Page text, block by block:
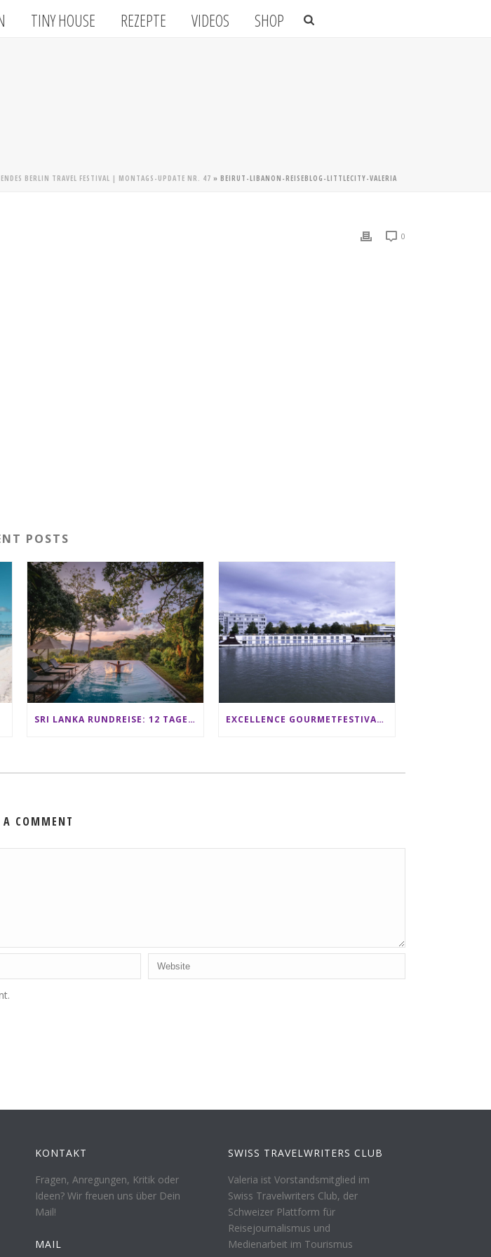
TINY HOUSE REZEPTE VIDEOS SHOP
BERLIN TRAVEL FESTIVAL | MONTAGS-UPDATE NR. 47 » BEIRUT-LIBANON-REISEBLOG-LITTLECITY-VALERIA
0
POSTS
SRI LANKA RUNDREISE: 12 TAGE ZWISCHEN ELEFANTEN, TEEPLANTAGEN & STRAND ALS FAMILIE EXCELLENCE GOURMETFESTIVAL ´25: ZWEI STERNEKÖCHE ANTONIO GUIDA & DARIO MORESCO VERWÖHNEN IHRE GÄSTE AUF EINER LUXERIÖSEN SCHIFFSREISE
A COMMENT
KONTAKT
Fragen, Anregungen, Kritik oder
Ideen? Wir freuen uns über Dein
Mail!
MAIL
SWISS TRAVELWRITERS CLUB
Valeria ist Vorstandsmitglied im
Swiss Travelwriters Club, der
Schweizer Plattform für
Reisejournalismus und
Medienarbeit im Tourismus